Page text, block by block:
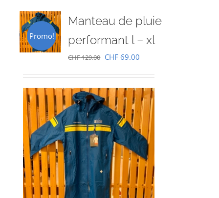
Promo!
Manteau de pluie
performant l – xl
CHF129.00 Le
initial
était :
CHF 129.00.
CHF 69.00
actuel
est :
CHF 69.00.